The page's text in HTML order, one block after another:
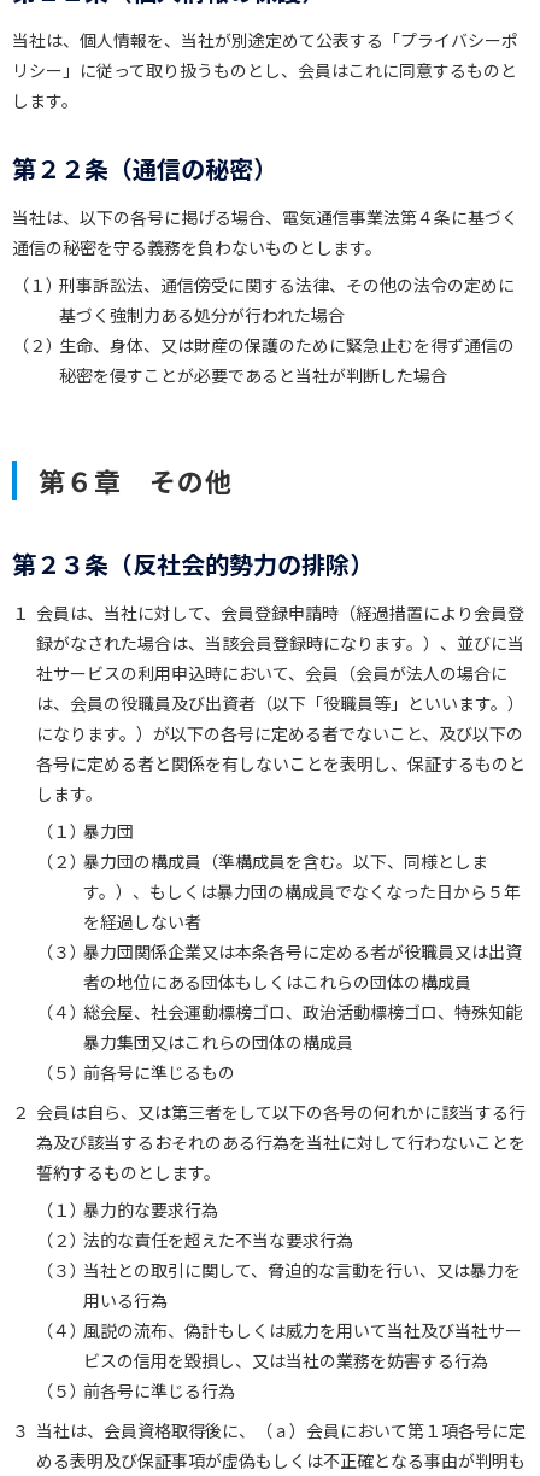
当社は、個人情報を、当社が別途定めて公表する「プライバシーポ
リシー」に従って取り扱うものとし、会員はこれに同意するものと
します。
第２２条（通信の秘密）
当社は、以下の各号に掲げる場合、電気通信事業法第４条に基づく
通信の秘密を守る義務を負わないものとします。
（１）刑事訴訟法、通信傍受に関する法律、その他の法令の定めに
基づく強制力ある処分が行われた場合
（２）生命、身体、又は財産の保護のために緊急止むを得ず通信の
秘密を侵すことが必要であると当社が判断した場合
第６章 その他
第２３条（反社会的勢力の排除）
１ 会員は、当社に対して、会員登録申請時（経過措置により会員登
録がなされた場合は、当該会員登録時になります。）、並びに当
社サービスの利用申込時において、会員（会員が法人の場合に
は、会員の役職員及び出資者（以下「役職員等」といいます。）
になります。）が以下の各号に定める者でないこと、及び以下の
各号に定める者と関係を有しないことを表明し、保証するものと
します。
（１）暴力団
（２）暴力団の構成員（準構成員を含む。以下、同様としま
す。）、もしくは暴力団の構成員でなくなった日から５年
を経過しない者
（３）暴力団関係企業又は本条各号に定める者が役職員又は出資
者の地位にある団体もしくはこれらの団体の構成員
（４）総会屋、社会運動標榜ゴロ、政治活動標榜ゴロ、特殊知能
暴力集団又はこれらの団体の構成員
（５）前各号に準じるもの
２ 会員は自ら、又は第三者をして以下の各号の何れかに該当する行
為及び該当するおそれのある行為を当社に対して行わないことを
誓約するものとします。
（１）暴力的な要求行為
（２）法的な責任を超えた不当な要求行為
（３）当社との取引に関して、脅迫的な言動を行い、又は暴力を
用いる行為
（４）風説の流布、偽計もしくは威力を用いて当社及び当社サー
ビスの信用を毀損し、又は当社の業務を妨害する行為
（５）前各号に準じる行為
３ 当社は、会員資格取得後に、（ａ）会員において第１項各号に定
める表明及び保証事項が虚偽もしくは不正確となる事由が判明も